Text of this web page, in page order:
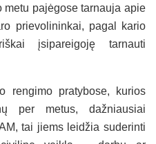
pajėgose tarnauja apie
prievolininkai, pagal kario
įsipareigoję tarnauti
rengimo pratybose, kurios
per metus, dažniausiai
tai jiems leidžia suderinti